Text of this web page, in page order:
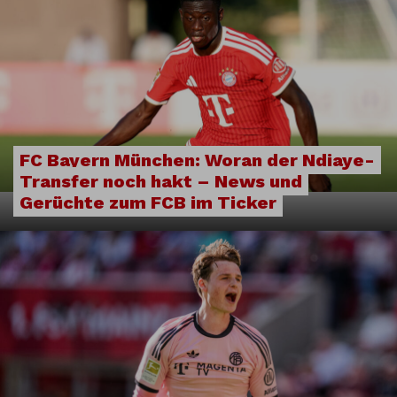
FC Bayern München: Woran der Ndiaye-
Transfer noch hakt – News und
Gerüchte zum FCB im Ticker